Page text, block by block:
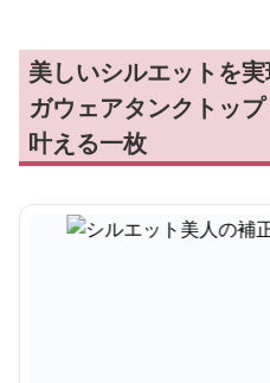
美しいシルエットを
ガウェアタンクトッ
叶える一枚